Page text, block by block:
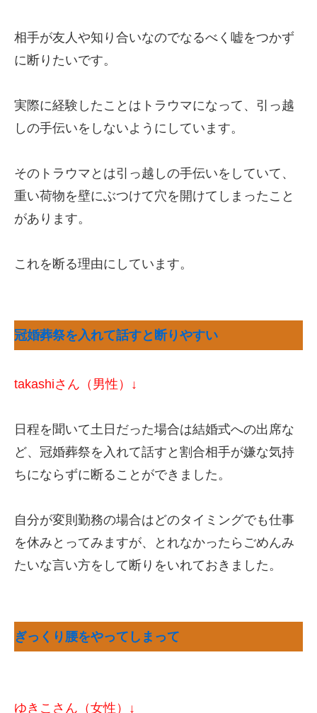
相手が友人や知り合いなのでなるべく嘘をつかず
に断りたいです。
実際に経験したことはトラウマになって、引っ越
しの手伝いをしないようにしています。
そのトラウマとは引っ越しの手伝いをしていて、
重い荷物を壁にぶつけて穴を開けてしまったこと
があります。
これを断る理由にしています。
冠婚葬祭を入れて話すと断りやすい
takashiさん（男性）↓
日程を聞いて土日だった場合は結婚式への出席な
ど、冠婚葬祭を入れて話すと割合相手が嫌な気持
ちにならずに断ることができました。
自分が変則勤務の場合はどのタイミングでも仕事
を休みとってみますが、とれなかったらごめんみ
たいな言い方をして断りをいれておきました。
ぎっくり腰をやってしまって
ゆきこさん（女性）↓